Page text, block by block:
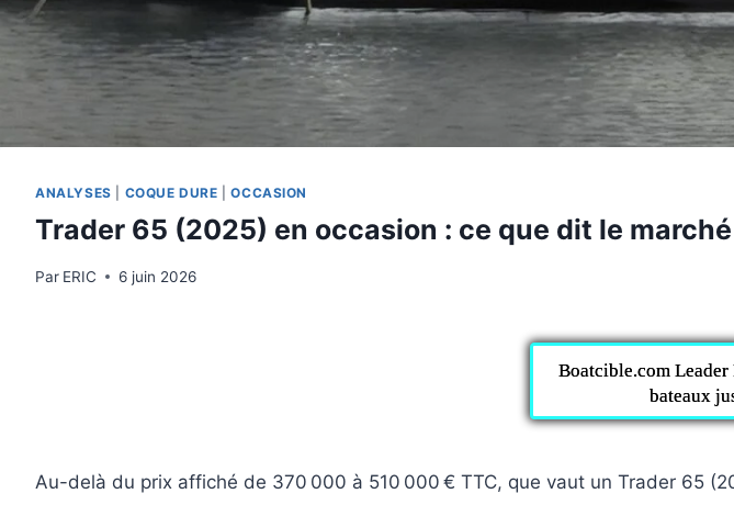
ANALYSES COQUE DURE |OCCASION
Trader 65 (2025) en occasion : ce que dit le marché
Par ERIC 6 juin 2026
Boatcible.com Leader
bateaux
Au-delà du prix affiché de 370 000 à 510 000 € TTC, que vaut un Trader 65